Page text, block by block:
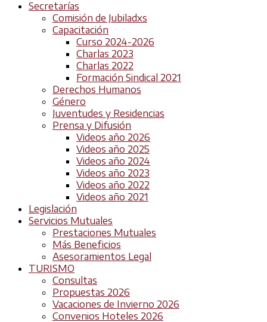
Secretarías
Comisión de Jubiladxs
Capacitación
Curso 2024-2026
Charlas 2023
Charlas 2022
Formación Sindical 2021
Derechos Humanos
Género
Juventudes y Residencias
Prensa y Difusión
Videos año 2026
Videos año 2025
Videos año 2024
Videos año 2023
Videos año 2022
Videos año 2021
Legislación
Servicios Mutuales
Prestaciones Mutuales
Más Beneficios
Asesoramientos Legal
TURISMO
Consultas
Propuestas 2026
Vacaciones de Invierno 2026
Convenios Hoteles 2026